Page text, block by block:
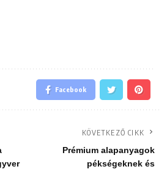
Facebook
KÖVETKEZŐ CIKK
Prémium alapanyagok
pékségeknek és